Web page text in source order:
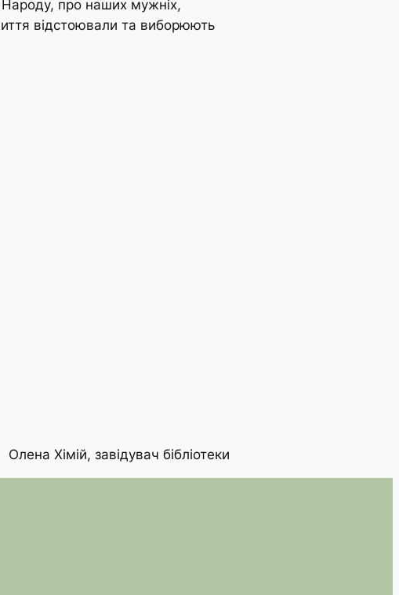
Народу, про наших мужніх,
відстоювали та виборюють
Олена Хімій, завідувач бібліотеки